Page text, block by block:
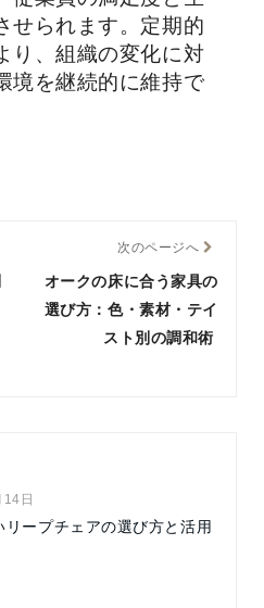
せられます。定期的
り、組織の変化に対
境を継続的に維持で
次のページへ
オークの床に合う家具の
選び方：色・素材・テイ
スト別の調和術
日
リープチェアの選び方と活用